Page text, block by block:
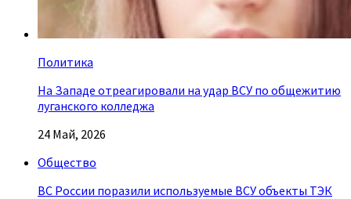
Политика
На Западе отреагировали на удар ВСУ по общежитию
луганского колледжа
24 Май, 2026
Общество
ВС России поразили используемые ВСУ объекты ТЭК